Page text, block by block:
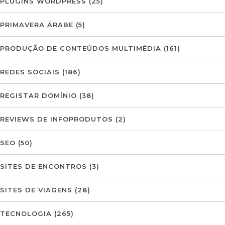
PRIMAVERA ÁRABE (5)
PRODUÇÃO DE CONTEÚDOS MULTIMÉDIA (161)
REDES SOCIAIS (186)
REGISTAR DOMÍNIO (38)
REVIEWS DE INFOPRODUTOS (2)
SEO (50)
SITES DE ENCONTROS (3)
SITES DE VIAGENS (28)
TECNOLOGIA (265)